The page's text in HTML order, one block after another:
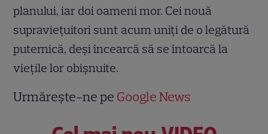
planului, iar doi oameni mor. Cei nouă
supravieţuitori sunt acum uniţi de o legătură
puternică, deşi încearcă să se întoarcă la
vieţile lor obişnuite.
Urmărește-ne pe Google News